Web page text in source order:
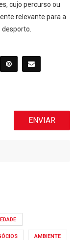
cujo percurso ou
relevante para a
desporto.
ENVIAR
AMBIENTE